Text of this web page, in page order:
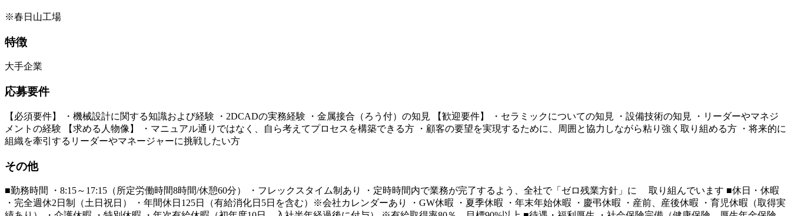
※春日山工場
特徴
大手企業
応募要件
【必須要件】 ・機械設計に関する知識および経験 ・2DCADの実務経験 ・金属接合（ろう付）の知見 【歓迎要件】 ・セラミックについての知見 ・設備技術の知見 ・リーダーやマネジ
メントの経験 【求める人物像】 ・マニュアル通りではなく、自ら考えてプロセスを構築できる方 ・顧客の要望を実現するために、周囲と協力しながら粘り強く取り組める方 ・将来的に
組織を牽引するリーダーやマネージャーに挑戦したい方
その他
■勤務時間 ・8:15～17:15（所定労働時間8時間/休憩60分） ・フレックスタイム制あり ・定時時間内で業務が完了するよう、全社で「ゼロ残業方針」に 取り組んでいます ■休日・休暇
・完全週休2日制（土日祝日） ・年間休日125日（有給消化日5日を含む）※会社カレンダーあり ・GW休暇 ・夏季休暇 ・年末年始休暇 ・慶弔休暇 ・産前、産後休暇 ・育児休暇（取得実